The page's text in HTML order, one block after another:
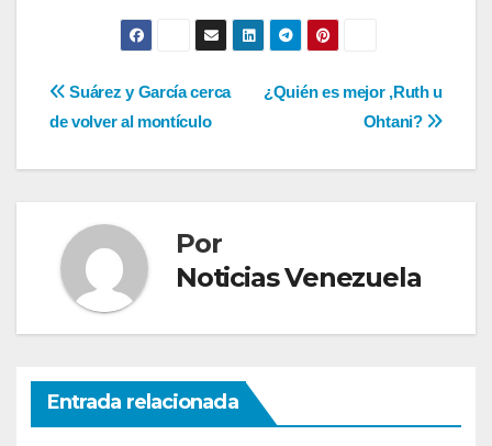
Navegación
¿Quién es mejor ,Ruth u
Ohtani?
Suárez y García cerca
de volver al montículo
Por
Noticias Venezuela
Entrada relacionada